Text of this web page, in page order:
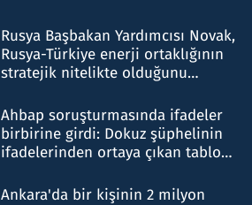
Rusya Başbakan Yardımcısı Novak,
Rusya-Türkiye enerji ortaklığının
stratejik nitelikte olduğunu
Ahbap soruşturmasında ifadeler
birbirine girdi: Dokuz şüphelinin
ifadelerinden ortaya çıkan tablo
Ankara'da bir kişinin 2 milyon